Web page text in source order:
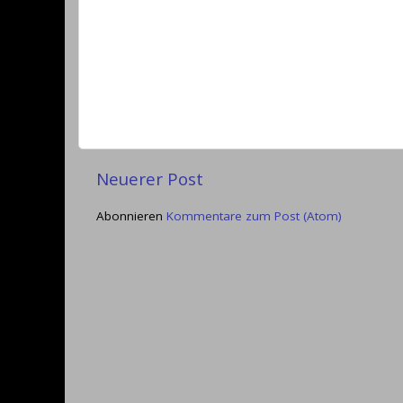
Neuerer Post
Abonnieren Kommentare zum Post (Atom)